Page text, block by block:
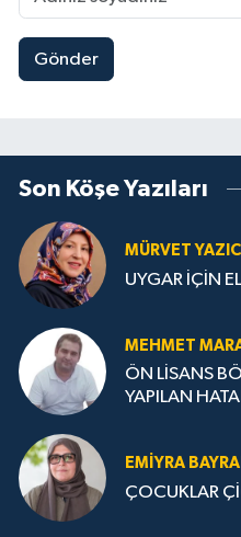
Gönder
Son Köşe Yazıları
MÜRVET
UYGAR İÇİN
MEHMET
ÖN LİSANS
YAPILAN
EMIYRA
ÇOCUKLAR